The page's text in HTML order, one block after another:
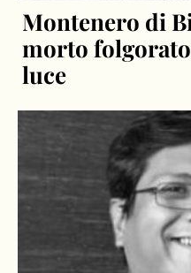
Montenero di
morto
luce